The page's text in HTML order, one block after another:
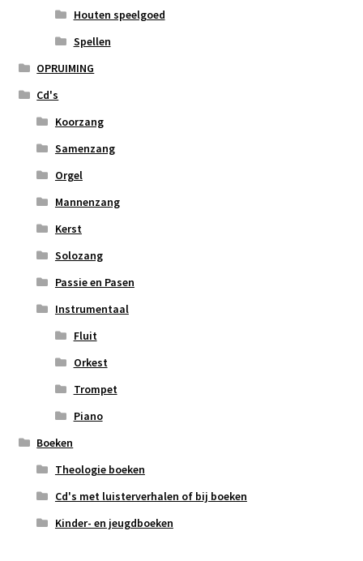
Houten speelgoed
Spellen
OPRUIMING
Cd's
Koorzang
Samenzang
Orgel
Mannenzang
Kerst
Solozang
Passie en Pasen
Instrumentaal
Fluit
Orkest
Trompet
Piano
Boeken
Theologie boeken
Cd's met luisterverhalen of bij boeken
Kinder- en jeugdboeken